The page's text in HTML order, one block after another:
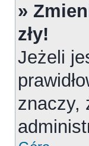
»
zły!
Jeżeli
znaczy,